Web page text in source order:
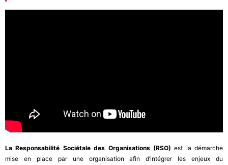
La Responsabilité Sociétale des Organisations (RSO) est la démarche
mise en place par une organisation afin d’intégrer les enjeux du